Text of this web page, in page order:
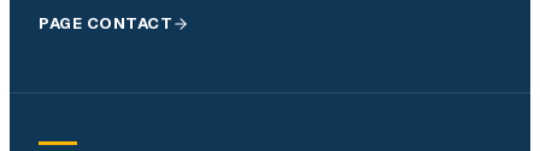
PAGE CONTACT